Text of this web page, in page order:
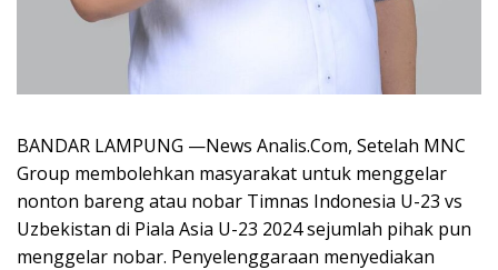
BANDAR LAMPUNG —News Analis.Com, Setelah MNC
Group membolehkan masyarakat untuk menggelar
nonton bareng atau nobar Timnas Indonesia U-23 vs
Uzbekistan di Piala Asia U-23 2024 sejumlah pihak pun
menggelar nobar. Penyelenggaraan menyediakan